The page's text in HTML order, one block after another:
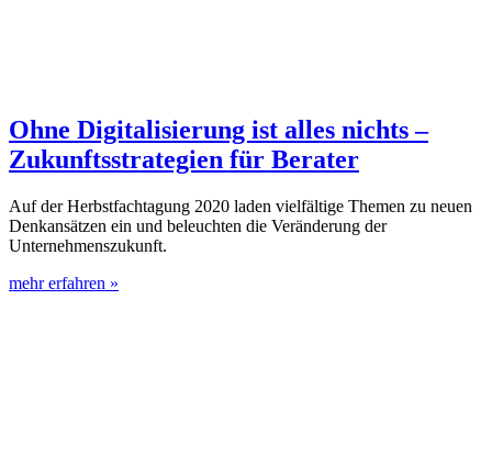
Ohne Digitalisierung ist alles nichts –
Zukunftsstrategien für Berater
Auf der Herbstfachtagung 2020 laden vielfältige Themen zu neuen
Denkansätzen ein und beleuchten die Veränderung der
Unternehmenszukunft.
mehr erfahren »